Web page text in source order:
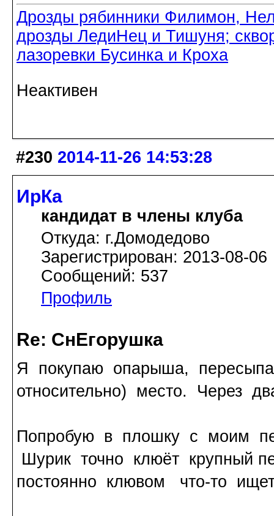
Дрозды рябинники Филимон,
дрозды ЛедиНец и Тишуня;
лазоревки Бусинка и Кроха
Неактивен
#230 2014-11-26 14:53:28
ИрКа
кандидат в члены клуба
Откуда: г.Домодедово
Зарегистрирован: 2013-08-06
Сообщений: 537
Профиль
Re: СнЕгорушка
Я покупаю опарыша,
относительно) место. Через
Попробую в плошку с моим
Шурик точно клюёт крупный
постоянно клювом что-то